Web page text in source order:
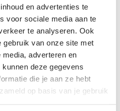
en advertenties te
voor sociale media aan te
te analyseren. Ook
gebruik van onze site met
adverteren en
deze gegevens
die je aan ze hebt
op basis van je gebruik